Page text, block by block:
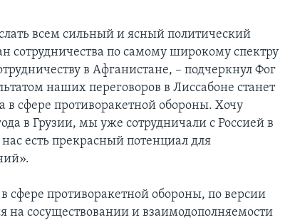
всем сильный и ясный политический
сотрудничества по самому широкому спектру
в Афганистане, – подчеркнул Фог
наших переговоров в Лиссабоне станет
в сфере противоракетной обороны. Хочу
в Грузии, мы уже сотрудничали с Россией в
нас есть прекрасный потенциал для
сфере противоракетной обороны, по версии
на сосуществовании и взаимодополняемости